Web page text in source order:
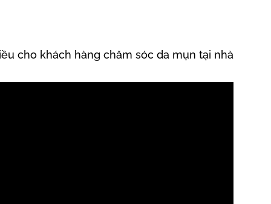
cho khách hàng chăm sóc da mụn tại nhà